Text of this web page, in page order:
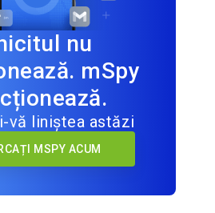
nu
mSpy
vă liniștea astăzi
MSPY ACUM